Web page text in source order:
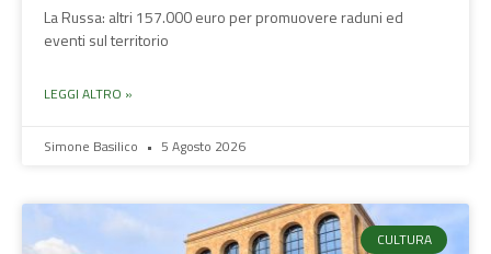
La Russa: altri 157.000 euro per promuovere raduni ed
eventi sul territorio
LEGGI ALTRO »
Simone Basilico 5 Agosto 2026
CULTURA